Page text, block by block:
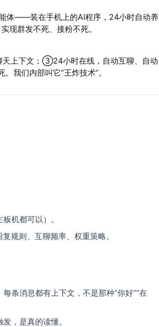
体——装在手机上的AI程序，24小时自动养
群发不死、接粉不死。
上下文；③24小时在线，自动互聊、自动
我们内部叫它“王炸技术”。
机都可以）。
规则、互聊频率、权重策略。
条消息都有上下文，不是那种“你好”“在
，是真的读懂。